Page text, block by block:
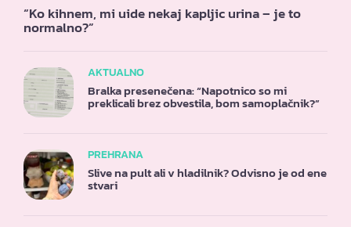
“Ko kihnem, mi uide nekaj kapljic urina – je to
normalno?”
AKTUALNO
Bralka presenečena: “Napotnico so mi
preklicali brez obvestila, bom samoplačnik?”
PREHRANA
Slive na pult ali v hladilnik? Odvisno je od ene
stvari